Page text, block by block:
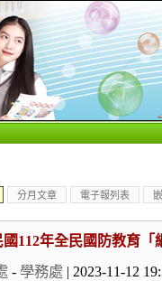
分月文章 電子報列表
國112年全民國防教育
- 學務處 | 2023-11-12